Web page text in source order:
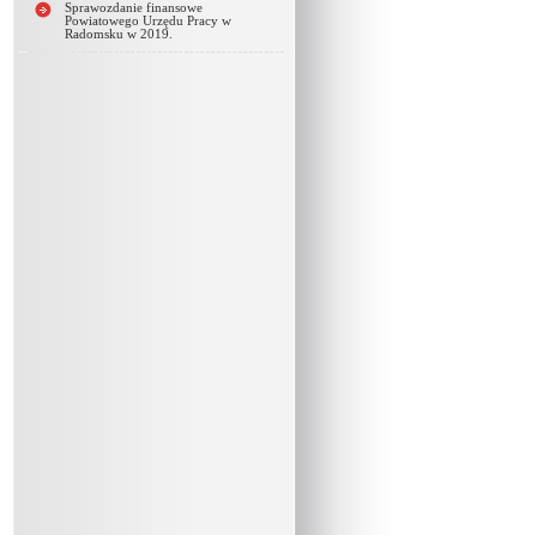
Sprawozdanie finansowe
Powiatowego Urzędu Pracy w
Radomsku w 2019.